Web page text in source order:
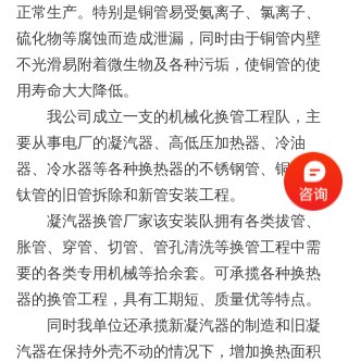
正常生产。特别是铜管易受氨离子、氯离子、
硫化物等腐蚀而造成泄漏，同时由于铜管内壁
不光滑易附着微生物及各种污垢，使铜管的使
用寿命大大降低。
我公司成立一支的机械化换管工程队，主
要从事电厂的凝汽器、高低压加热器、冷油
器、冷水器等各种换热器的不锈钢管、铜管、
钛管的旧管拆除和新管安装工程。
凝汽器换管厂家该安装队拥有各类拔管、
胀管、穿管、切管、管孔清洗等换管工程中需
要的各类专用机械等拾余套。可承揽各种换热
器的换管工程，具有工期短、质量优等特点。
同时我单位还承揽新凝汽器的制造和旧凝
汽器在保持外壳不动的情况下，增加换热面积